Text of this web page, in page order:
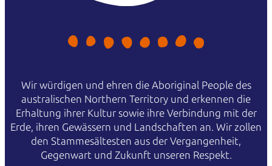
Wir würdigen und ehren die Aboriginal People des
australischen Northern Territory und erkennen die
Erhaltung ihrer Kultur sowie ihre Verbindung mit der
Erde, ihren Gewässern und Landschaften an. Wir zollen
den Stammesältesten aus der Vergangenheit,
Gegenwart und Zukunft unseren Respekt.